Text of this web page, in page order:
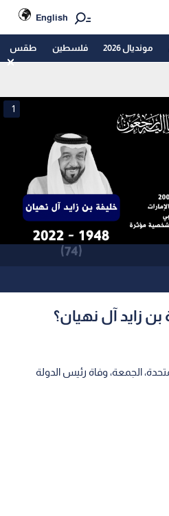
English
مونديال 2026 فلسطين طقس
1
زايد آل نهيان؟
الجمعة، وفاة رئيس الدولة